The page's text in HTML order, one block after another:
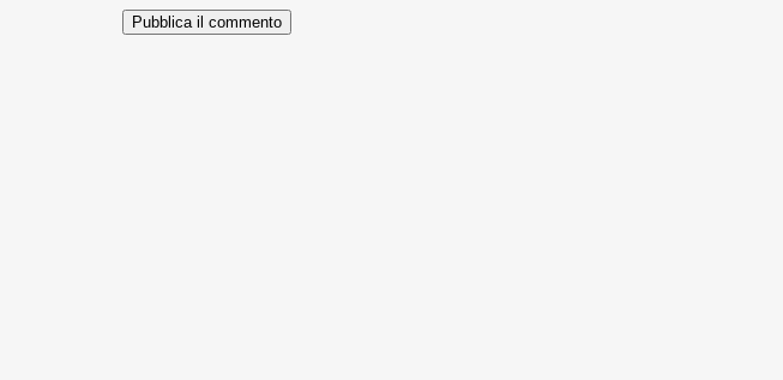
Pubblica il commento